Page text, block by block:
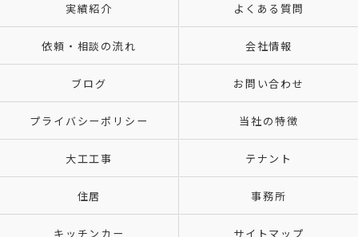
実績紹介 よくある質問
依頼・相談の流れ 会社情報
ブログ お問い合わせ
プライバシーポリシー 当社の特徴
大工工事 テナント
住居 事務所
キッチンカー サイトマップ